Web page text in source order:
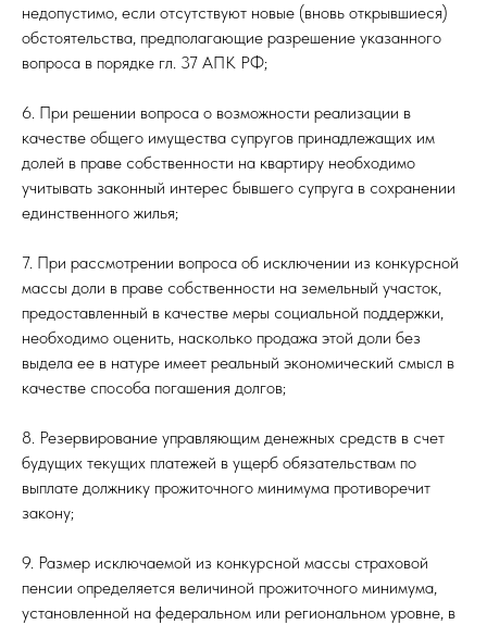
недопустимо, если отсутствуют новые (вновь открывшиеся)
обстоятельства, предполагающие разрешение указанного
вопроса в порядке гл. 37 АПК РФ;
6. При решении вопроса о возможности реализации в
качестве общего имущества супругов принадлежащих им
долей в праве собственности на квартиру необходимо
учитывать законный интерес бывшего супруга в сохранении
единственного жилья;
7. При рассмотрении вопроса об исключении из конкурсной
массы доли в праве собственности на земельный участок,
предоставленный в качестве меры социальной поддержки,
необходимо оценить, насколько продажа этой доли без
выдела ее в натуре имеет реальный экономический смысл в
качестве способа погашения долгов;
8. Резервирование управляющим денежных средств в счет
будущих текущих платежей в ущерб обязательствам по
выплате должнику прожиточного минимума противоречит
закону;
9. Размер исключаемой из конкурсной массы страховой
пенсии определяется величиной прожиточного минимума,
установленной на федеральном или региональном уровне, в